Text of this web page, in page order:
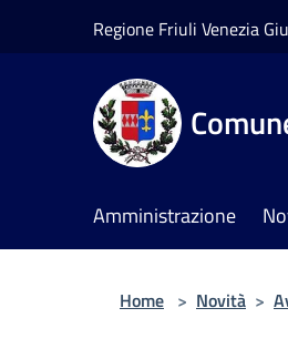
Regione Friuli Venezia
Amministrazione
Home > Novità >